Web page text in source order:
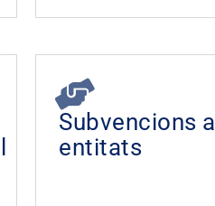
Subvencions a
entitats